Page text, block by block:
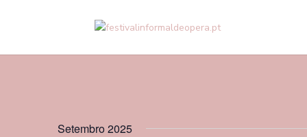
Setembro 2025